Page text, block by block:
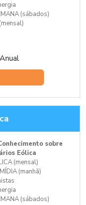
(sábados)
Anual
sobre
Eólica
(mensal)
(manhã)
(sábados)